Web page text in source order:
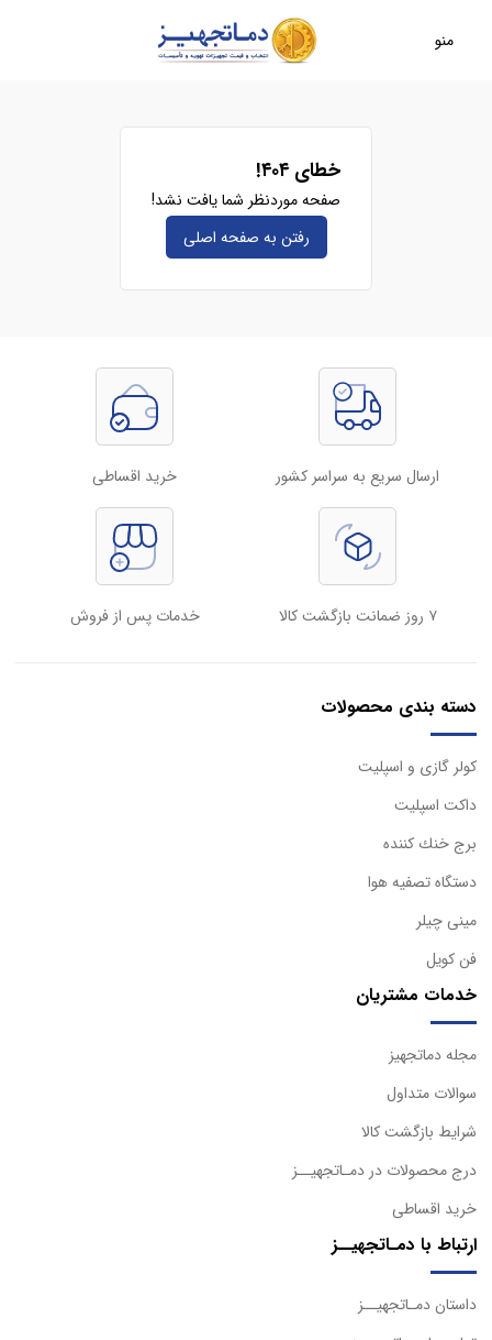
منو
خطای ۴۰۴!
صفحه موردنظر شما یافت نشد!
رفتن به صفحه‌ اصلی
ارسال سریع به سراسر کشور خرید اقساطی
۷ روز ضمانت بازگشت کالا خدمات پس از فروش
دسته بندی محصولات
كولر گازی و اسپليت
داكت اسپليت
برج خنك كننده
دستگاه تصفيه هوا
مینی چیلر
فن کویل
خدمات مشتریان
مجله دماتجهیز
سوالات متداول
شرایط بازگشت کالا
درج محصولات در دمـاتجهیــز
خرید اقساطی
ارتباط با دمـاتجهیــز
داستان دمـاتجهیــز